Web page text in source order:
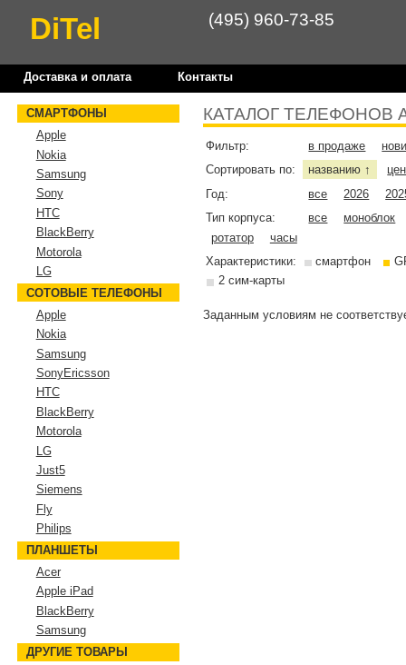
DiTel (495) 960-73-85
Доставка и оплата Контакты
КАТАЛОГ ТЕЛЕФОНОВ
Фильтр: в продаже
Сортировать по:
названию ↑
Год:
все 2026
Тип корпуса:
все
моноблок
ротатор
часы
Характеристики:
смартфон
2 сим-карты
Заданным условиям не
СМАРТФОНЫ
Apple
Nokia
Samsung
Sony
HTC
BlackBerry
Motorola
LG
СОТОВЫЕ ТЕЛЕФОНЫ
Apple
Nokia
Samsung
SonyEricsson
HTC
BlackBerry
Motorola
LG
Just5
Siemens
Fly
Philips
ПЛАНШЕТЫ
Acer
Apple iPad
BlackBerry
Samsung
ДРУГИЕ ТОВАРЫ